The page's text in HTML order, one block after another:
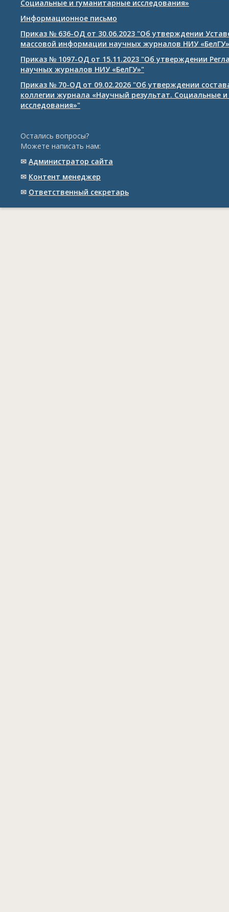
Социальные и гуманитарные исследования»
Информационное письмо
Приказ № 636-ОД от 30.06.2023 "Об утверждении
массовой информации научных журналов НИУ «БелГУ»
Приказ № 1097-ОД от 15.11.2023 "Об утверждении
научных журналов НИУ «БелГУ»"
Приказ № 70-ОД от 09.02.2026 "Об утверждении
коллегии журнала «Научный результат. Социальные
исследования»"
Остались вопросы?
Можете написать нам:
✉ Администратор сайта
✉ Контент менеджер
✉ Ответственный cекретарь